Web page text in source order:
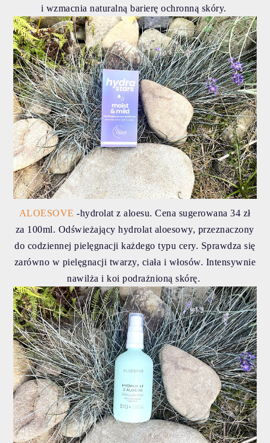
i wzmacnia naturalną barierę ochronną skóry.
ALOESOVE -hydrolat z aloesu. Cena sugerowana 34 zł
za 100ml. Odświeżający hydrolat aloesowy, przeznaczony
do codziennej pielęgnacji każdego typu cery. Sprawdza się
zarówno w pielęgnacji twarzy, ciała i włosów. Intensywnie
nawilża i koi podrażnioną skórę.